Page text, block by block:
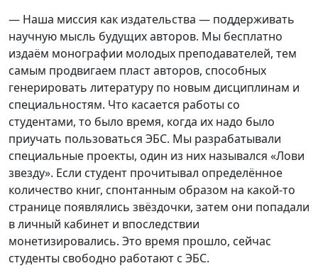
— Наша миссия как издательства — поддерживать
научную мысль будущих авторов. Мы бесплатно
издаём монографии молодых преподавателей, тем
самым продвигаем пласт авторов, способных
генерировать литературу по новым дисциплинам и
специальностям. Что касается работы со
студентами, то было время, когда их надо было
приучать пользоваться ЭБС. Мы разрабатывали
специальные проекты, один из них назывался «Лови
звезду». Если студент прочитывал определённое
количество книг, спонтанным образом на какой-то
странице появлялись звёздочки, затем они попадали
в личный кабинет и впоследствии
монетизировались. Это время прошло, сейчас
студенты свободно работают с ЭБС.